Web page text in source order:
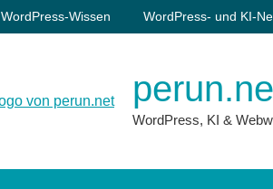
WordPress-Wissen WordPress- und KI-
WordPress, KI &